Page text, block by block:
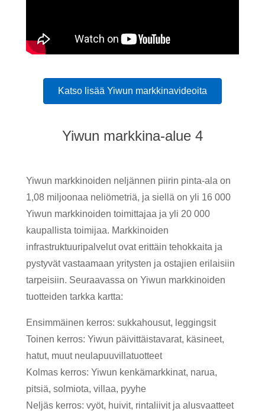
Katso lisää Yiwun markkinavideoita
Yiwun markkina-alue 4
Yiwun markkinoiden neljännen piirin pinta-ala on
1,08 miljoonaa neliömetriä, ja siellä on yli 16 000
Yiwun markkinoiden toimittajaa ja yli 20 000
kaupallista toimijaa. Markkinoiden
infrastruktuuripalvelut ovat erittäin tehokkaita ja
pystyvät vastaamaan yritysten ja ostajien erilaisiin
tarpeisiin. Seuraavassa on Yiwun markkinoiden
tuotteiden tarkka kartta:
Ensimmäinen kerros: sukkahousut, leggingsit
Toinen kerros: Yiwun päivittäistavarat, käsineet,
hatut, muut neulapuuvillatuotteet
Kolmas kerros: Yiwun kenkämarkkinat, narua,
pitsiä, solmiota, villaa, pyyhe
Neljäs kerros: vyöt, huivit, rintaliivit ja alusvaatteet